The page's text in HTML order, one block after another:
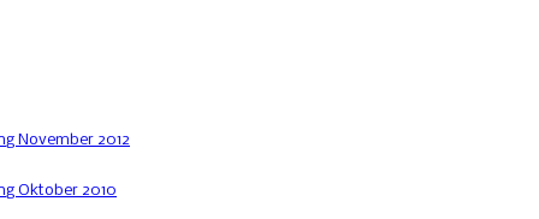
November 2012
Oktober 2010